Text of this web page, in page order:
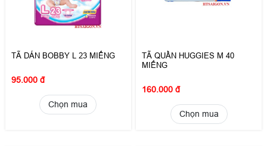
TÃ DÁN BOBBY L 23 MIẾNG
95.000 đ
Chọn mua
TÃ QUẦN HUGGIES M 40
MIẾNG
160.000 đ
Chọn mua